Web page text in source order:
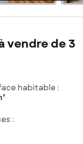
vendre de 3
habitable :
: